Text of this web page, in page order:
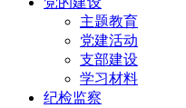
主题教育
党建活动
支部建设
学习材料
纪检监察